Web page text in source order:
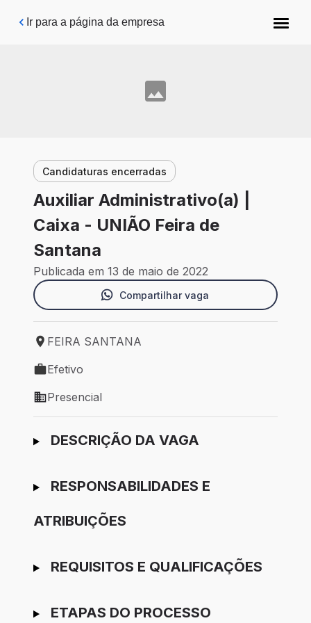
Pular para o conteúdo principal
Ir para a página da empresa
Candidaturas encerradas
Auxiliar Administrativo(a) |
Caixa - UNIÃO Feira de
Santana
Publicada em 13 de maio de 2022
Compartilhar vaga
Local de trabalho: FEIRA SANTANA
FEIRA SANTANA
Tipo de vaga: Efetivo
Efetivo
Modelo de trabalho: Presencial
Presencial
Ir para candidatura
DESCRIÇÃO DA VAGA
RESPONSABILIDADES E
ATRIBUIÇÕES
REQUISITOS E QUALIFICAÇÕES
ETAPAS DO PROCESSO